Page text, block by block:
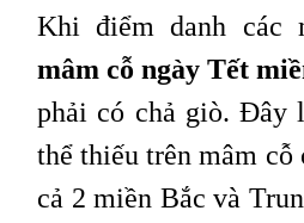
Khi điểm danh các
mâm cỗ ngày Tết
phải có chả giò. Đây
thể thiếu trên mâm cỗ
cả 2 miền Bắc và